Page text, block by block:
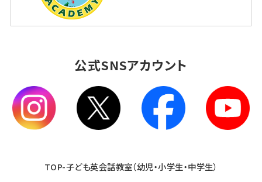
公式SNSアカウント
TOP-子ども英会話教室（幼児・小学生・中学生）